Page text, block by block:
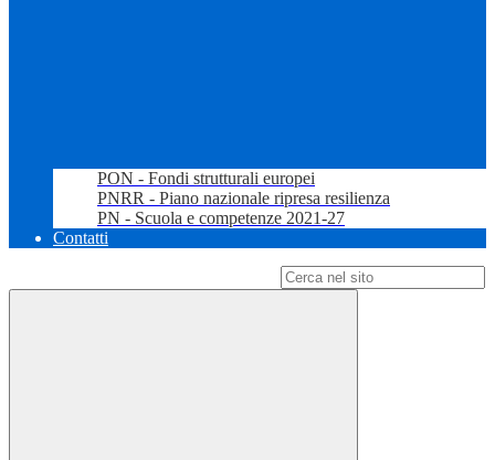
PON - Fondi strutturali europei
PNRR - Piano nazionale ripresa resilienza
PN - Scuola e competenze 2021-27
Contatti